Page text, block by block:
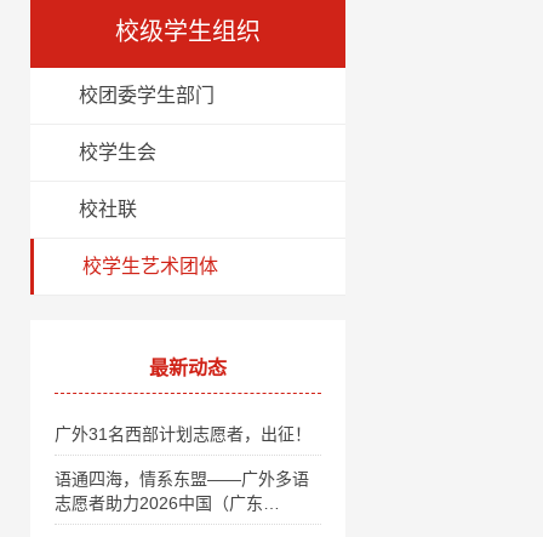
校级学生组织
校团委学生部门
校学生会
校社联
校学生艺术团体
最新动态
广外31名西部计划志愿者，出征！
语通四海，情系东盟——广外多语
志愿者助力2026中国（广东…